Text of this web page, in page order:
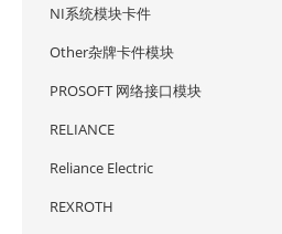
NI系统模块卡件
Other杂牌卡件模块
PROSOFT 网络接口模块
RELIANCE
Reliance Electric
REXROTH